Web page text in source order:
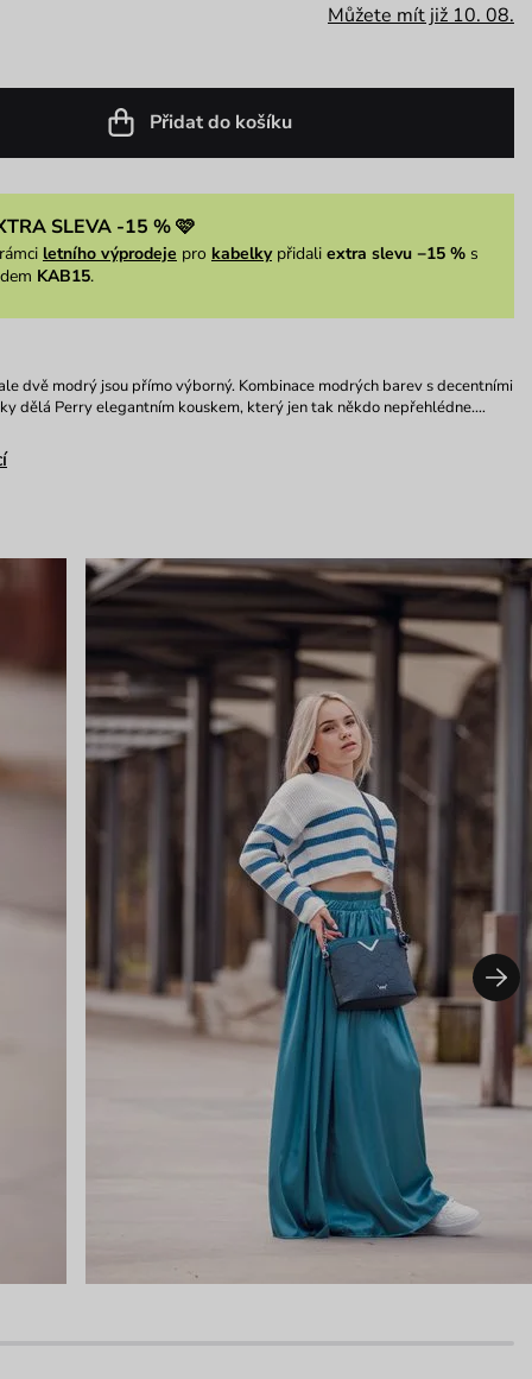
Můžete mít již 10. 08.
Přidat do košíku
SLEVA -15 % 🩷
letního výprodeje pro kabelkypřidali extra slevu −15 %s
KAB15.
dvě modrý jsou přímo výborný. Kombinace modrých barev s decentními
dělá Perry elegantním kouskem, který jen tak někdo nepřehlédne.…